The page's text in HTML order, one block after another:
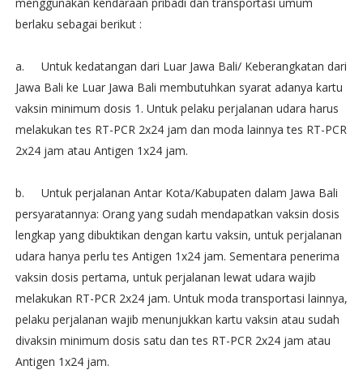
berlaku sebagai berikut :
a.
Untuk kedatangan dari Luar Jawa Bali/ Keberangkatan dari
Jawa Bali ke Luar Jawa Bali membutuhkan syarat adanya kartu
vaksin minimum dosis 1. Untuk pelaku perjalanan udara harus
melakukan tes RT-PCR 2x24 jam dan moda lainnya tes RT-PCR
2x24 jam atau Antigen 1x24 jam.
b.
Untuk perjalanan Antar Kota/Kabupaten dalam Jawa Bali
persyaratannya: Orang yang sudah mendapatkan vaksin dosis
lengkap yang dibuktikan dengan kartu vaksin, untuk perjalanan
udara hanya perlu tes Antigen 1x24 jam. Sementara penerima
vaksin dosis pertama, untuk perjalanan lewat udara wajib
melakukan RT-PCR 2x24 jam. Untuk moda transportasi lainnya,
pelaku perjalanan wajib menunjukkan kartu vaksin atau sudah
divaksin minimum dosis satu dan tes RT-PCR 2x24 jam atau
Antigen 1x24 jam.